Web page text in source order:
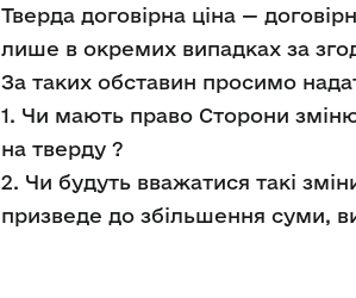
Тверда договірна ціна —
лише в окремих випадках за
За таких обставин просимо
1. Чи мають право Сторони
на тверду ?
2. Чи будуть вважатися такі
призведе до збільшення суми,